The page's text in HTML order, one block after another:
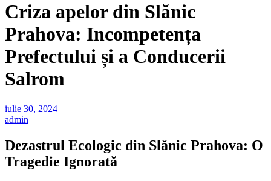
Criza apelor din Slănic
Prahova: Incompetența
Prefectului și a Conducerii
Salrom
iulie 30, 2024
admin
Dezastrul Ecologic din Slănic Prahova: O
Tragedie Ignorată